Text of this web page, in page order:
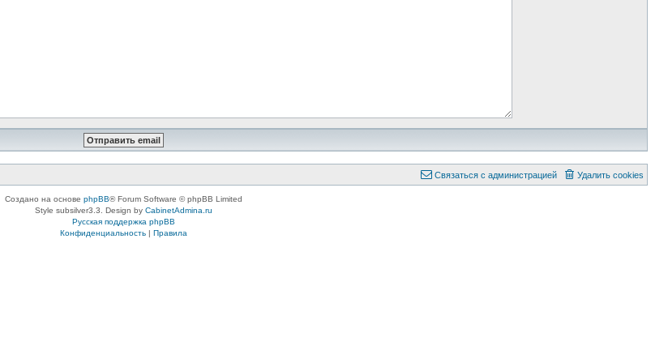
Удалить cookies
Связаться с администрацией
Создано на основе phpBB® Forum Software © phpBB Limited
Style subsilver3.3. Design by CabinetAdmina.ru
Русская поддержка phpBB
Конфиденциальность| Правила